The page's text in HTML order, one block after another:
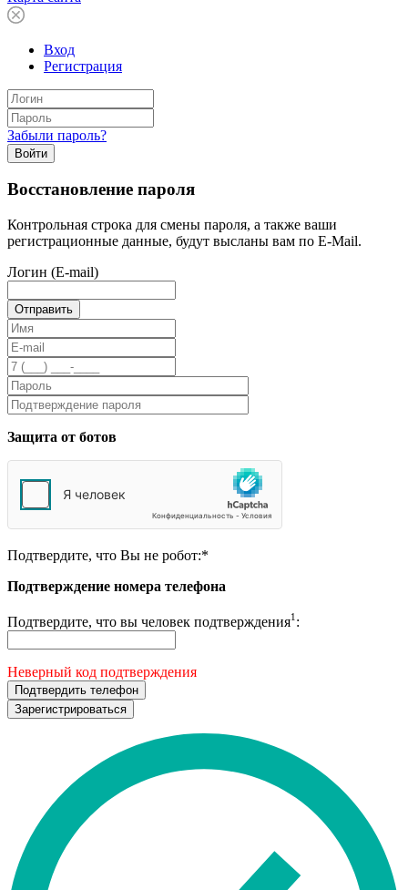
Вход
Регистрация
Забыли пароль?
Войти
Восстановление пароля
Контрольная строка для смены пароля, а также ваши
регистрационные данные, будут высланы вам по E-Mail.
Логин (E-mail)
Защита от ботов
Подтвердите, что Вы не робот:*
Подтверждение номера телефона
Подтвердите, что вы человек подтверждения1 :
Неверный код подтверждения
Подтвердить телефон
Зарегистрироваться